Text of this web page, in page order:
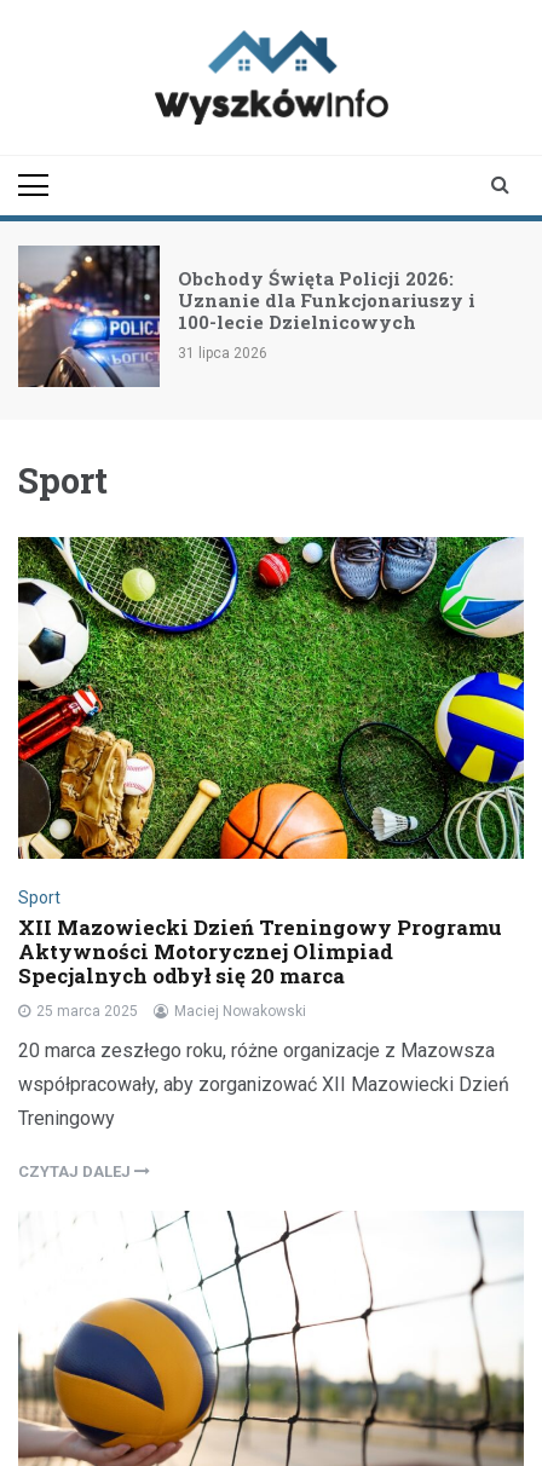
Obchody Święta Policji 2026:
Uznanie dla Funkcjonariuszy i
100-lecie Dzielnicowych
31 lipca 2026
Sport
Sport
XII Mazowiecki Dzień Treningowy Programu
Aktywności Motorycznej Olimpiad
Specjalnych odbył się 20 marca
25 marca 2025 Maciej Nowakowski
20 marca zeszłego roku, różne organizacje z Mazowsza
współpracowały, aby zorganizować XII Mazowiecki Dzień
Treningowy
CZYTAJ DALEJ